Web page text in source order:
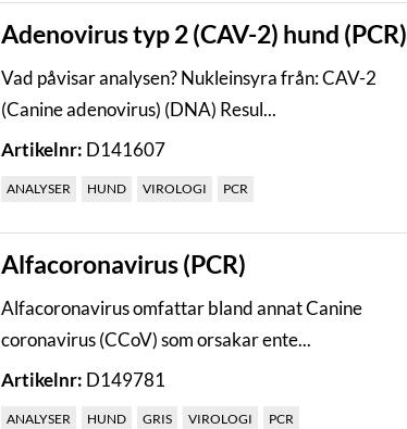
Adenovirus typ 2 (CAV-2) hund (PCR)
Vad påvisar analysen? Nukleinsyra från: CAV-2
(Canine adenovirus) (DNA) Resul...
Artikelnr: D141607
ANALYSER HUND VIROLOGI PCR
Alfacoronavirus (PCR)
Alfacoronavirus omfattar bland annat Canine
coronavirus (CCoV) som orsakar ente...
Artikelnr: D149781
ANALYSER HUND GRIS VIROLOGI PCR